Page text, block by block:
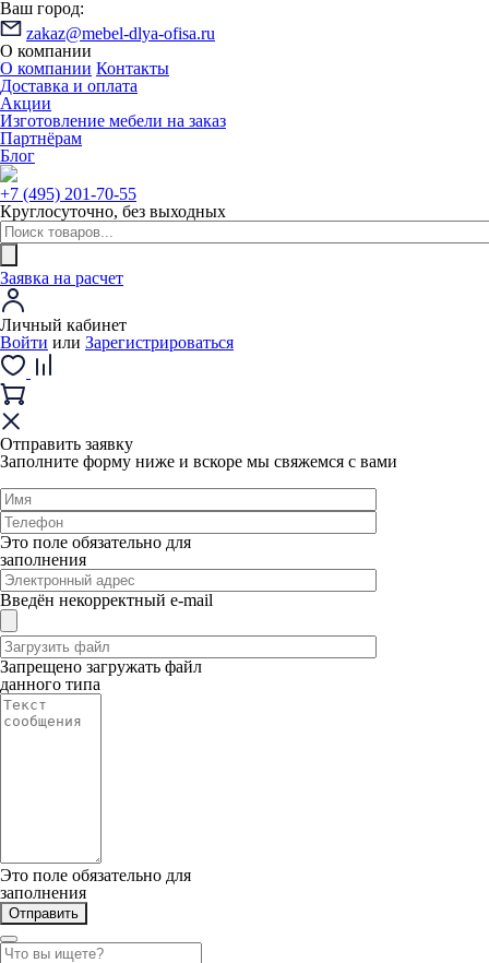
Ваш город:
zakaz@mebel-dlya-ofisa.ru
О компании
О компании Контакты
Доставка и оплата
Акции
Изготовление мебели на заказ
Партнёрам
Блог
+7 (495) 201-70-55
Круглосуточно, без выходных
Заявка на расчет
Личный кабинет
Войти или Зарегистрироваться
Отправить заявку
Заполните форму ниже и вскоре мы свяжемся с вами
Это поле обязательно для
заполнения
Введён некорректный e-mail
Запрещено загружать файл
данного типа
Это поле обязательно для
заполнения